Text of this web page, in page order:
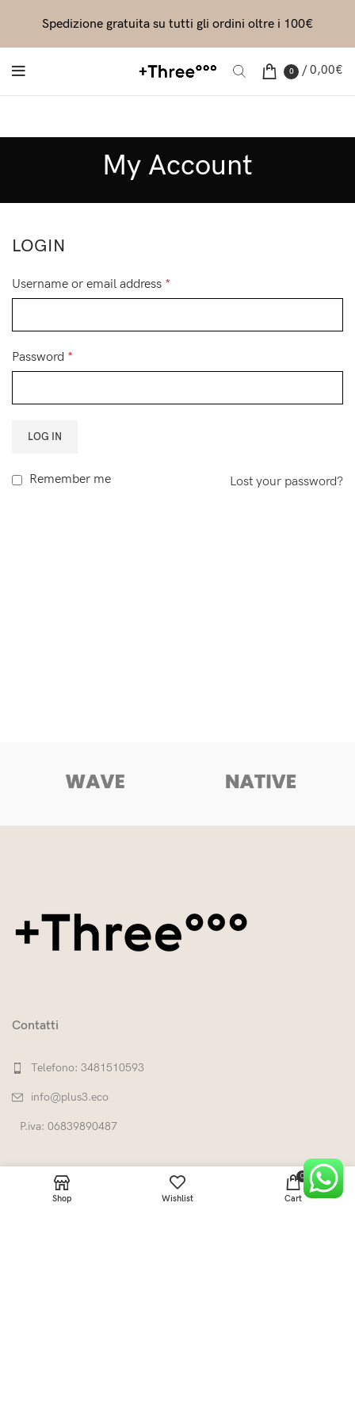
0 / 0,00€
My Account
LOGIN
Username or email address *
Password *
LOG IN
Lost your password?
Remember me
Contatti
Telefono: 3481510593
info@plus3.eco
P.iva: 06839890487
Spedizione gratuita su tutti gli ordini oltre i 100€
Shop Wishlist
0
Cart